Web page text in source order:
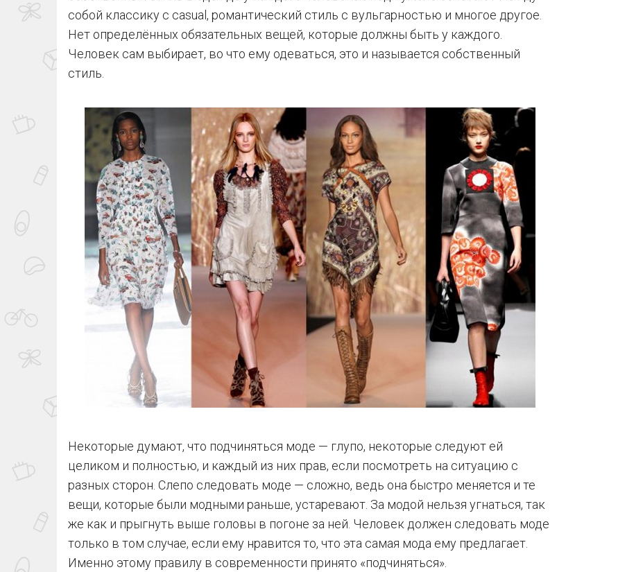
собой классику с casual, романтический стиль с вульгарностью и многое другое.
Нет определённых обязательных вещей, которые должны быть у каждого.
Человек сам выбирает, во что ему одеваться, это и называется собственный
стиль.
Некоторые думают, что подчиняться моде — глупо, некоторые следуют ей
целиком и полностью, и каждый из них прав, если посмотреть на ситуацию с
разных сторон. Слепо следовать моде — сложно, ведь она быстро меняется и те
вещи, которые были модными раньше, устаревают. За модой нельзя угнаться, так
же как и прыгнуть выше головы в погоне за ней. Человек должен следовать моде
только в том случае, если ему нравится то, что эта самая мода ему предлагает.
Именно этому правилу в современности принято «подчиняться».